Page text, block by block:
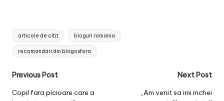
Tags:
articole de citit bloguri romania
recomandari din blogosfera
Post
navigation
Previous Post
Copil fara picioare care a
Next Post
„Am venit sa imi inchei